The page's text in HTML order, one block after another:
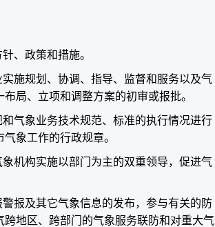
、政策和措施。
规划、协调、指导、监督和服务以及气
局、立项和调整方案的初审或报批。
象业务技术规范、标准的执行情况进行
象工作的行政规章。
构实施以部门为主的双重领导，促进气
及其它气象信息的发布，参与有关的防
地区、跨部门的气象服务联防和对重大气